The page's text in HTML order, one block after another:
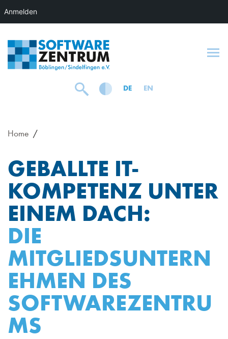
DE EN
Home
GEBALLTE IT-
KOMPETENZ UNTER
EINEM DACH:
DIE
MITGLIEDSUNTERN
EHMEN DES
SOFTWAREZENTRU
MS
Anmelden